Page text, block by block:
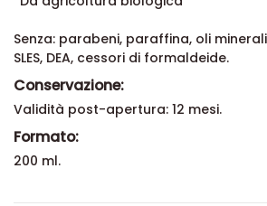
Senza: parabeni, paraffina, oli minerali,
SLES, DEA, cessori di formaldeide.
Conservazione:
Validità post-apertura: 12 mesi.
Formato:
200 ml.